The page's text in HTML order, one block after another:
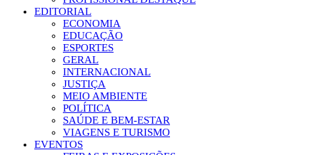
EDITORIAL
ECONOMIA
EDUCAÇÃO
ESPORTES
GERAL
INTERNACIONAL
JUSTIÇA
MEIO AMBIENTE
POLÍTICA
SAÚDE E BEM-ESTAR
VIAGENS E TURISMO
EVENTOS